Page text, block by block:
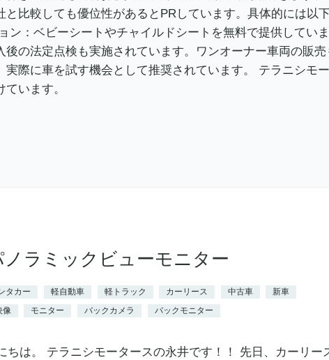
比較しても優位性があるとPRしています。具体的には
ン：ベビーシートやチャイルドシートを無料で提供してい
の法定点検も実施されています。ワンオーナー車両の販
際に車を試す機会として推奨されています。 テラニシモ
います。
ラミックビューモニター
タカー 軽自動車 軽トラック カーリース 中古車
新車
像 モニター バックカメラ バックモニター
ちは。 テラニシモータースの永井です！！ 先日、カーリー